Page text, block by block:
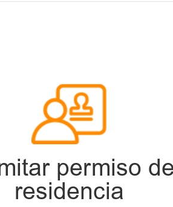
permiso
residencia